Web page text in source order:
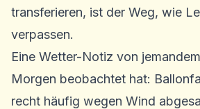
transferieren, ist der Weg, wie
verpassen.
Eine Wetter-Notiz von
Morgen beobachtet hat:
recht häufig wegen Wind